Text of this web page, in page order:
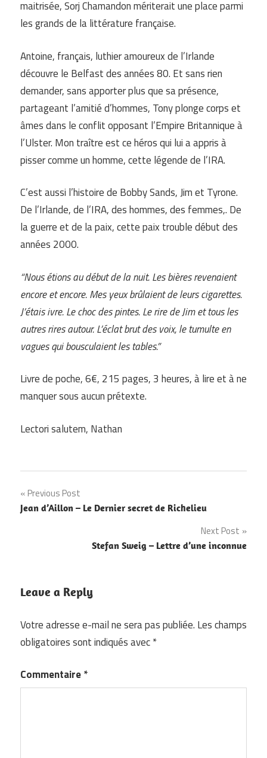
maitrisée, Sorj Chamandon mériterait une place parmi
les grands de la littérature française.
Antoine, français, luthier amoureux de l’Irlande
découvre le Belfast des années 80. Et sans rien
demander, sans apporter plus que sa présence,
partageant l’amitié d’hommes, Tony plonge corps et
âmes dans le conflit opposant l’Empire Britannique à
l’Ulster. Mon traître est ce héros qui lui a appris à
pisser comme un homme, cette légende de l’IRA.
C’est aussi l’histoire de Bobby Sands, Jim et Tyrone.
De l’Irlande, de l’IRA, des hommes, des femmes,. De
la guerre et de la paix, cette paix trouble début des
années 2000.
“Nous étions au début de la nuit. Les bières revenaient
encore et encore. Mes yeux brûlaient de leurs cigarettes.
J’étais ivre. Le choc des pintes. Le rire de Jim et tous les
autres rires autour. L’éclat brut des voix, le tumulte en
vagues qui bousculaient les tables.”
Livre de poche, 6€, 215 pages, 3 heures, à lire et à ne
manquer sous aucun prétexte.
Lectori salutem, Nathan
Navigation
de
Previous Post
Jean d’Aillon – Le Dernier secret de Richelieu
Next Post
Stefan Sweig – Lettre d’une inconnue
Leave a Reply
Votre adresse e-mail ne sera pas publiée. Les champs
obligatoires sont indiqués avec*
Commentaire*